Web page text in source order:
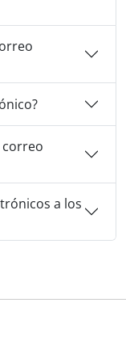
correo
a los